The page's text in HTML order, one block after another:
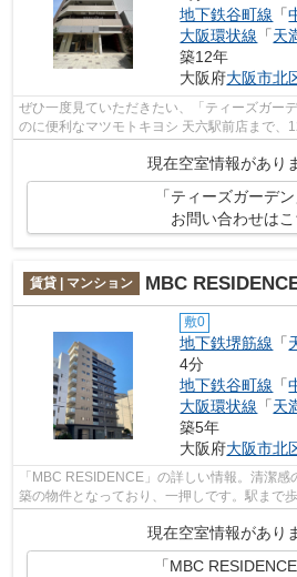
地下鉄谷町線 「
大阪環状線 「天
築12年
大阪府大阪市北
ぜひ一度見ていただきたい、「ティーズガー
のに便利なマツモトキヨシ 天六駅前店まで、
セスの良い物件です。こちらはエレベ...
現在空室情報があり
「ティーズガーデ
お問い合わせはこ
賃貸 | マンション MBC
敷0
地下鉄堺筋線 「
4分
地下鉄谷町線 「
大阪環状線 「天
築5年
大阪府大阪市北
「MBC RESIDENCE」の詳しい情報。清潔
築の物件となっており、一押しです。駅まで
現在空室情報があり
「MBC